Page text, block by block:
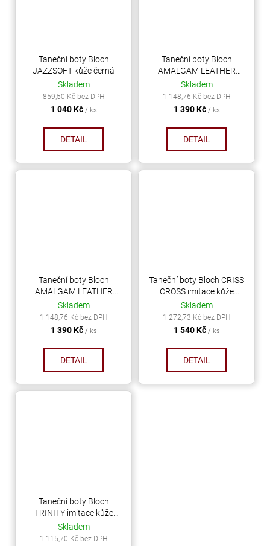
Taneční boty Bloch
JAZZSOFT kůže černá
Skladem
859,50 Kč bez DPH
1 040 Kč / ks
DETAIL
Taneční boty Bloch
AMALGAM LEATHER
kůže černá
Skladem
1 148,76 Kč bez DPH
1 390 Kč / ks
DETAIL
Taneční boty Bloch
AMALGAM LEATHER
černá-růžová
Skladem
1 148,76 Kč bez DPH
1 390 Kč / ks
DETAIL
Taneční boty Bloch CRISS
CROSS imitace kůže
černá
Skladem
1 272,73 Kč bez DPH
1 540 Kč / ks
DETAIL
Taneční boty Bloch
TRINITY imitace kůže
černá
Skladem
1 115,70 Kč bez DPH